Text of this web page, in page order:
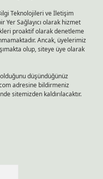
Teknolojileri ve İletişim
Yer Sağlayıcı olarak hizmet
proaktif olarak denetleme
Ancak, üyelerimiz
olup, siteye üye olarak
düşündüğünüz
adresine bildirmeniz
sitemizden kaldırılacaktır.